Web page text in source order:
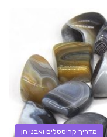
מדריך קריסטלים ואבני חן